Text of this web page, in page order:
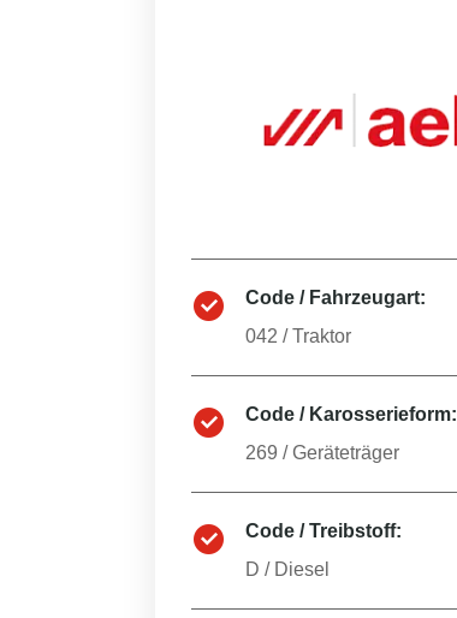
Code / Fahrzeugart:
042 /Traktor
Code / Karosserieform:
269 /Geräteträger
Code / Treibstoff:
D / Diesel